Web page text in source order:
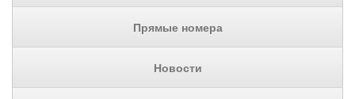
Прямые номера
Новости